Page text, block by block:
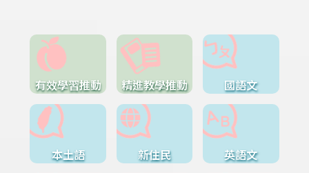
有效學習推動 精進教學推動 國語文
本土語 新住民 英語文